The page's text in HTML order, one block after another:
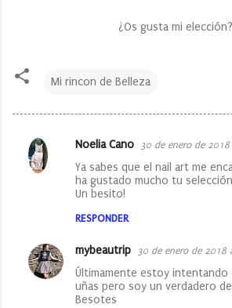
¿Os gusta mi elección?
Mi rincon de Belleza
C
o
t
Noelia Cano 30 de enero de
Ya sabes que el nail art me
ha gustado mucho tu
Un besito!
RESPONDER
mybeautrip 30 de enero de 2018
Últimamente estoy intentando
uñas pero soy un verdadero
Besotes